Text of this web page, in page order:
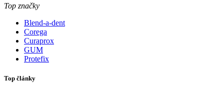
Top značky
Blend-a-dent
Corega
Curaprox
GUM
Protefix
Top články